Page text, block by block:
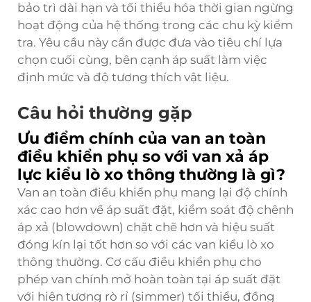
bảo trì dài hạn và tối thiểu hóa thời gian ngừng
hoạt động của hệ thống trong các chu kỳ kiểm
tra. Yêu cầu này cần được đưa vào tiêu chí lựa
chọn cuối cùng, bên cạnh áp suất làm việc
định mức và độ tương thích vật liệu.
Câu hỏi thường gặp
Ưu điểm chính của van an toàn
điều khiển phụ so với van xả áp
lực kiểu lò xo thông thường là gì?
Van an toàn điều khiển phụ mang lại độ chính
xác cao hơn về áp suất đặt, kiểm soát độ chênh
áp xả (blowdown) chặt chẽ hơn và hiệu suất
đóng kín lại tốt hơn so với các van kiểu lò xo
thông thường. Cơ cấu điều khiển phụ cho
phép van chính mở hoàn toàn tại áp suất đặt
với hiện tượng rò rỉ (simmer) tối thiểu, đồng